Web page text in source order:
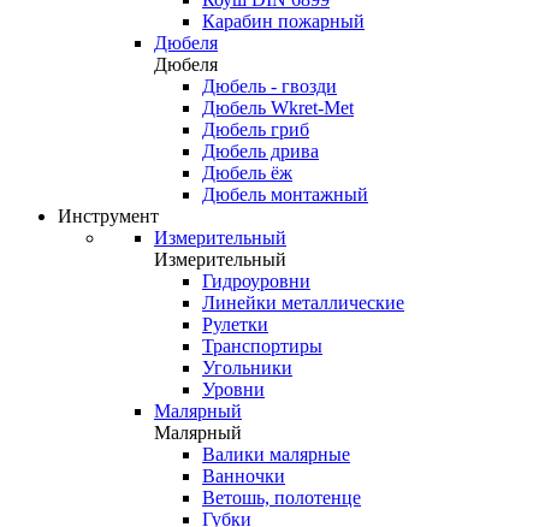
Карабин пожарный
Дюбеля
Дюбеля
Дюбель - гвозди
Дюбель Wkret-Met
Дюбель гриб
Дюбель дрива
Дюбель ёж
Дюбель монтажный
Инструмент
Измерительный
Измерительный
Гидроуровни
Линейки металлические
Рулетки
Транспортиры
Угольники
Уровни
Малярный
Малярный
Валики малярные
Ванночки
Ветошь, полотенце
Губки